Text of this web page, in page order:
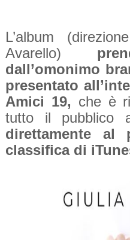
L’album
Avarello)
dall’omonimo
presentato
Amici 19, che è
tutto il pubblico
direttamente al
classifica di